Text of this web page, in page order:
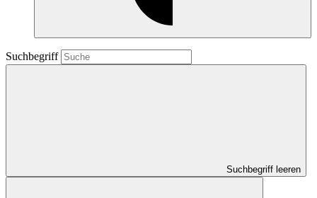
Suchbegriff
Suchbegriff leeren